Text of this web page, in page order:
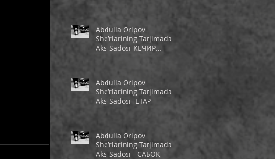
Abdulla Oripov
She’rlarining Tarjimada
Aks-Sadosi-КЕЧИР
Abdulla Oripov
She’rlarining Tarjimada
Aks-Sadosi- ЕТАР
Abdulla Oripov
She’rlarining Tarjimada
Aks-Sadosi - САБОҚ